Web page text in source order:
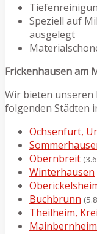
Speziell auf
ausgelegt
Frickenhausen am
Wir bieten unseren
folgenden Städten
Ochsenfurt,
Obernbreit
Winterhausen
Buchbrunn
Theilheim,
Mainbernheim